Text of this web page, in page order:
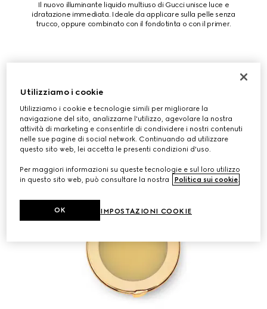
Il nuovo illuminante liquido multiuso di Gucci unisce luce e
idratazione immediata. Ideale da applicare sulla pelle senza
trucco, oppure combinato con il fondotinta o con il primer.
Utilizziamo i cookie
Utilizziamo i cookie e tecnologie simili per migliorare la
navigazione del sito, analizzarne l'utilizzo, agevolare la nostra
attività di marketing e consentirle di condividere i nostri contenuti
nelle sue pagine di social network. Continuando ad utilizzare
questo sito web, lei accetta le presenti condizioni d'uso.
Per maggiori informazioni su queste tecnologie e sul loro utilizzo
in questo sito web, può consultare la nostra
Politica sui cookie.
IMPOSTAZIONI COOKIE
OK